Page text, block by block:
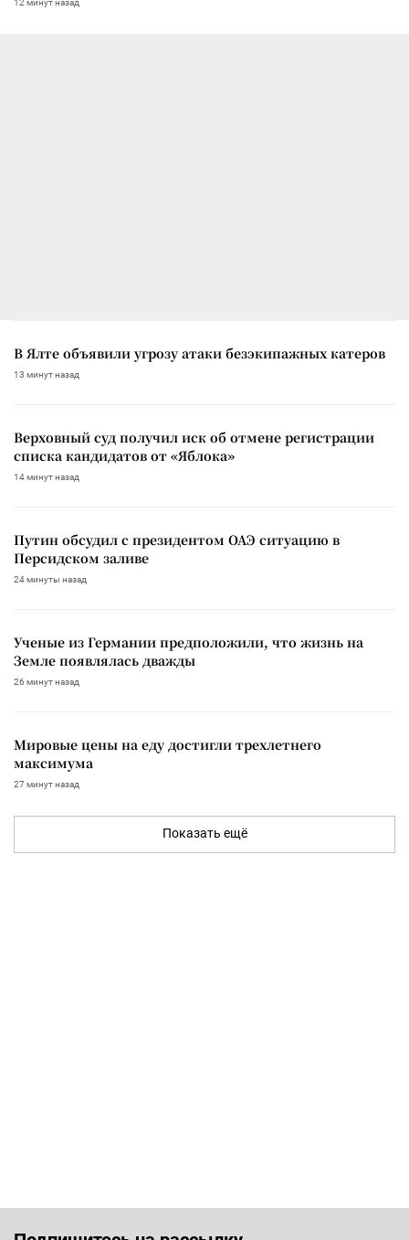
12 минут назад
В Ялте объявили угрозу атаки безэкипажных катеров
13 минут назад
Верховный суд получил иск об отмене регистрации
списка кандидатов от «Яблока»
14 минут назад
Путин обсудил с президентом ОАЭ ситуацию в
Персидском заливе
24 минуты назад
Ученые из Германии предположили, что жизнь на
Земле появлялась дважды
26 минут назад
Мировые цены на еду достигли трехлетнего
максимума
27 минут назад
Показать ещё